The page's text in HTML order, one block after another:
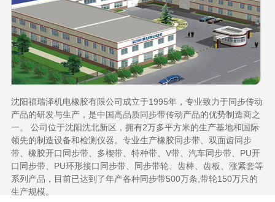
沈阳福瑞泽机电橡胶有限公司成立于1995年，专业致力于同步传动
产品的研发与生产，是中国高品质同步带传动产品的优势制造商之
一。 公司位于沈阳沈北新区，拥有2万多平方米的生产基地和国际
领先的制造设备和检测仪器。专业生产橡胶同步带、双面齿同步
带、橡胶开口同步带、多楔带、特种带、V带、汽车同步带、PU开
口同步带、PU环形接口同步带、同步带轮、齿棒、齿板、涨紧套等
系列产品，目前已达到了年产各种同步带500万条,带轮150万只的
生产规模。